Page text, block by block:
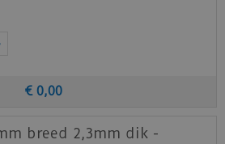
€ 0,00
breed 2,3mm dik -